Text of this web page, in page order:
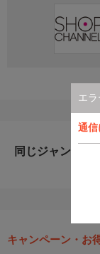
エラ
通
同じジャンルの
キャンペーン・お